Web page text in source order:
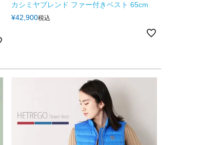
カシミヤブレンド ファー付きベスト 65cm
¥42,900税込